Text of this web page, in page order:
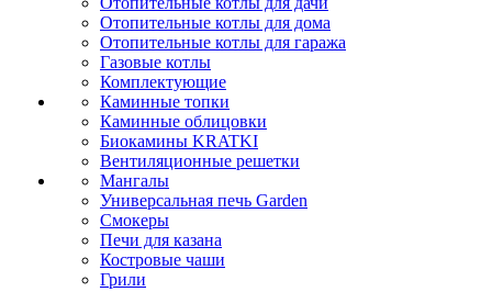
Отопительные котлы для дома
Отопительные котлы для гаража
Газовые котлы
Комплектующие
Каминные топки
Каминные облицовки
Биокамины KRATKI
Вентиляционные решетки
Мангалы
Универсальная печь Garden
Смокеры
Печи для казана
Костровые чаши
Грили